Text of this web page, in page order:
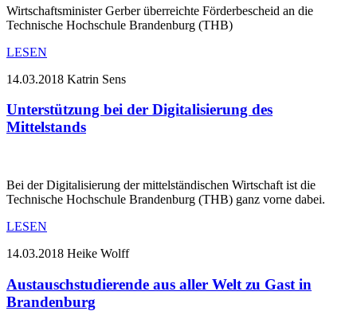
Wirtschaftsminister Gerber überreichte Förderbescheid an die
Technische Hochschule Brandenburg (THB)
LESEN
14.03.2018 Katrin Sens
Unterstützung bei der Digitalisierung des
Mittelstands
Bei der Digitalisierung der mittelständischen Wirtschaft ist die
Technische Hochschule Brandenburg (THB) ganz vorne dabei.
LESEN
14.03.2018 Heike Wolff
Austauschstudierende aus aller Welt zu Gast in
Brandenburg